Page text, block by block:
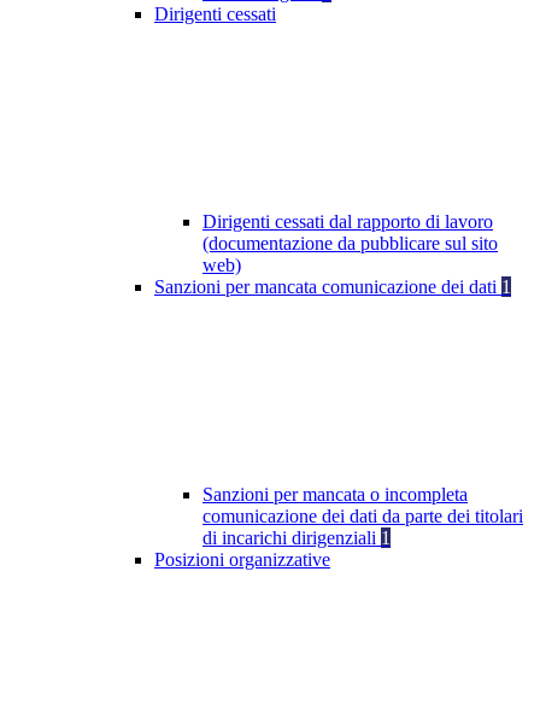
Dirigenti cessati
Dirigenti cessati dal rapporto di lavoro
(documentazione da pubblicare sul sito
web)
Sanzioni per mancata comunicazione dei dati 1
Sanzioni per mancata o incompleta
comunicazione dei dati da parte dei titolari
di incarichi dirigenziali 1
Posizioni organizzative